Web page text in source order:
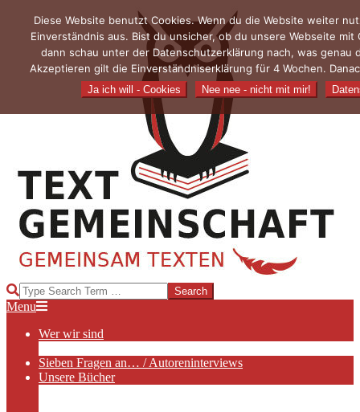
content
TEXTGEMEINSCHAFT
Search
Primary
Menu
Menu
Wer wir sind
Sieben Fragen an… / Autoreninterviews
Unsere Bücher
Diese Website benutzt Cookies. Wenn du die Website weiter
Einverständnis aus. Bist du unsicher, ob du unsere Webseite
dann schau unter der Datenschutzerklärung nach, was genau
Akzeptieren gilt die Einverständniserklärung für 4 Wochen.
Ja ich will - Cookies Nee nee - nicht mit mir!